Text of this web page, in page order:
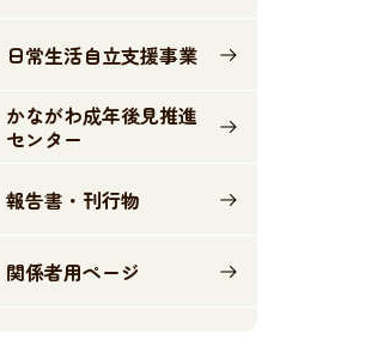
日常生活自立支援事業
かながわ成年後見推進
センター
報告書・刊行物
関係者用ページ